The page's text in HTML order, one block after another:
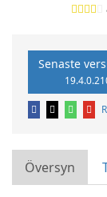
Senaste
Översyn